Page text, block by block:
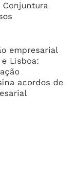
Conjuntura
empresarial
e Lisboa:
acordos de
Coloca
Da Auto-
Milhões E
Ao